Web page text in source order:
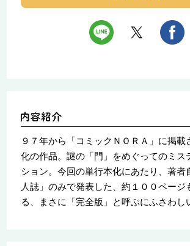
９７年から「コミックＮＯＲＡ」に掲載
化の作品。謎の「門」をめぐってのミス
ション。今回の単行本化にあたり、著者
人誌」のみで発表した、約１００ページ
る、まさに「完全版」と呼ぶにふさわし